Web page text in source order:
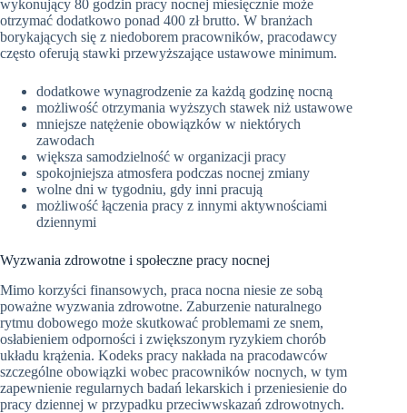
wykonujący 80 godzin pracy nocnej miesięcznie może
otrzymać dodatkowo ponad 400 zł brutto. W branżach
borykających się z niedoborem pracowników, pracodawcy
często oferują stawki przewyższające ustawowe minimum.
dodatkowe wynagrodzenie za każdą godzinę nocną
możliwość otrzymania wyższych stawek niż ustawowe
mniejsze natężenie obowiązków w niektórych
zawodach
większa samodzielność w organizacji pracy
spokojniejsza atmosfera podczas nocnej zmiany
wolne dni w tygodniu, gdy inni pracują
możliwość łączenia pracy z innymi aktywnościami
dziennymi
Wyzwania zdrowotne i społeczne pracy nocnej
Mimo korzyści finansowych, praca nocna niesie ze sobą
poważne wyzwania zdrowotne. Zaburzenie naturalnego
rytmu dobowego może skutkować problemami ze snem,
osłabieniem odporności i zwiększonym ryzykiem chorób
układu krążenia. Kodeks pracy nakłada na pracodawców
szczególne obowiązki wobec pracowników nocnych, w tym
zapewnienie regularnych badań lekarskich i przeniesienie do
pracy dziennej w przypadku przeciwwskazań zdrowotnych.